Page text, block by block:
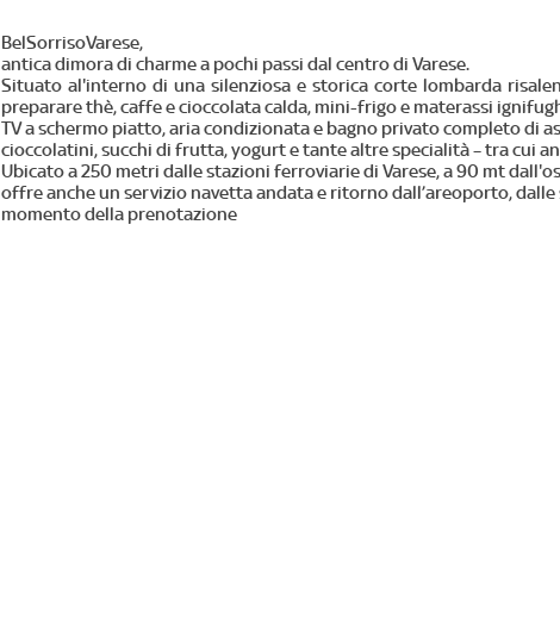
BelSorrisoVarese,
antica dimora di charme a pochi passi dal centro di Varese.
Situato al'interno di una silenziosa e storica corte lombarda
preparare thè, caffe e cioccolata calda, mini-frigo e materassi
TV a schermo piatto, aria condizionata e bagno privato completo di
cioccolatini, succhi di frutta, yogurt e tante altre specialità – tra cui
Ubicato a 250 metri dalle stazioni ferroviarie di Varese, a 90 mt
offre anche un servizio navetta andata e ritorno dall’areoporto,
momento della prenotazione